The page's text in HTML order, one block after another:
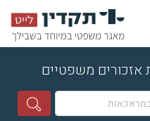
אזכורים משפטיים